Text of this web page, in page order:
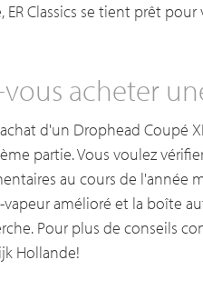
Classics se tient prêt
acheter
d'un Drophead Coupé
partie. Vous voulez
au cours de l'année
amélioré et la boîte
Pour plus de conseils
Hollande!